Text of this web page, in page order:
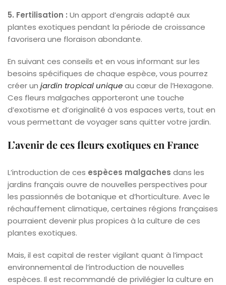
5. Fertilisation : Un apport d’engrais adapté aux
plantes exotiques pendant la période de croissance
favorisera une floraison abondante.
En suivant ces conseils et en vous informant sur les
besoins spécifiques de chaque espèce, vous pourrez
créer un jardin tropical uniqueau cœur de l’Hexagone.
Ces fleurs malgaches apporteront une touche
d’exotisme et d’originalité à vos espaces verts, tout en
vous permettant de voyager sans quitter votre jardin.
L’avenir de ces fleurs exotiques en France
L’introduction de ces espèces malgaches dans les
jardins français ouvre de nouvelles perspectives pour
les passionnés de botanique et d’horticulture. Avec le
réchauffement climatique, certaines régions françaises
pourraient devenir plus propices à la culture de ces
plantes exotiques.
Mais, il est capital de rester vigilant quant à l’impact
environnemental de l’introduction de nouvelles
espèces. Il est recommandé de privilégier la culture en